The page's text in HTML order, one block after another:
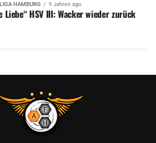
HAMBURG 9 Jahren ago
Liebe“ HSV III: Wacker wieder zurück